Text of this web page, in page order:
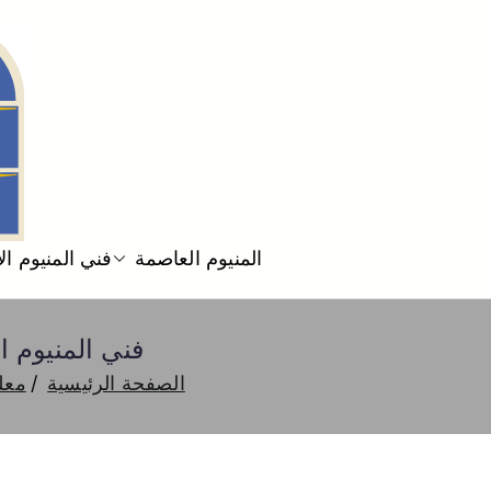
المنيوم العاصمة فني المنيوم
فني المنيوم الاندلس 52227343 فني
الصفحة الرئيسية